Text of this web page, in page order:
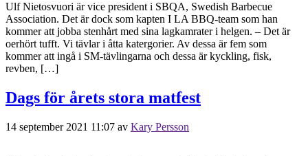
Ulf Nietosvuori är vice president i SBQA, Swedish Barbecue
Association. Det är dock som kapten I LA BBQ-team som han
kommer att jobba stenhårt med sina lagkamrater i helgen. – Det är
oerhört tufft. Vi tävlar i åtta katergorier. Av dessa är fem som
kommer att ingå i SM-tävlingarna och dessa är kyckling, fisk,
revben, […]
Dags för årets stora matfest
14 september 2021 11:07 av Kary Persson